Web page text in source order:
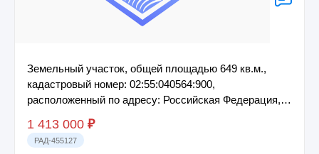
Земельный участок, общей площадью 649 кв.м.,
кадастровый номер: 02:55:040564:900,
расположенный по адресу: Российская Федерация,
1 413 000 ₽
РАД-455127